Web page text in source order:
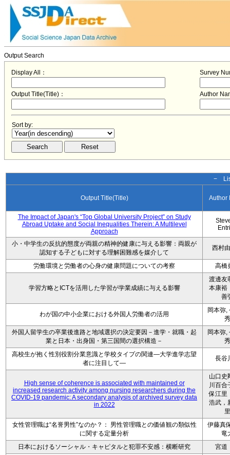
Output Search
Display All： Survey
Output Title(Title)： Author
Sort by:
−
Output Title(Title) Author
The Impact of Japan's “Top Global University Project” on Study
Abroad Uptake and Social Inequalities Therein: A Multilevel
Approach
小・中学生の反抗的態度が両親の精神的健康に与える影響：両親が
認知する子どもに対する理解困難感を媒介して
西村
労働環境と労働者の心身の健康問題についての考察 高橋
学習方略とICTを活用した学習が学業成績に与える影響
渡邊友
本康裕
善
わが国の中小企業における外国人労働者の活用
岡本弥,
秀
外国人留学生の卒業後進路と地域選択の決定要因－進学・就職・起
業と日本・出身国・第三国間の選択構造－
岡本弥,
秀
高校生が抱く性別役割分業意識と学校タイプの関連―大学進学志望
者に注目して―
長谷
High sense of coherence is associated with maintained or
increased research activity among nursing researchers during the
COVID-19 pandemic: A secondary analysis of archived survey data
in 2022
山口史
川百合
保江里
浩武，
里
女性管理職は“名誉男性”なのか？： 男性管理職との価値観の類似性
に関する定量分析
伊藤真
竜
日本におけるソーシャル・キャピタルと犯罪不安感：横断研究
宮